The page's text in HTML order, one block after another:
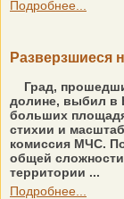
Подробнее...
Разверзшиеся
Град,
долине, выбил в
больших
стихии и
комиссия МЧС.
общей
территории ...
Подробнее...